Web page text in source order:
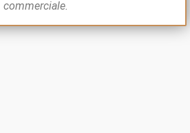
commerciale.